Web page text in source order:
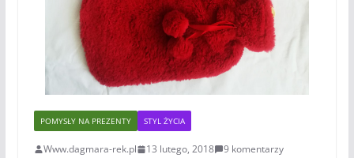
POMYSŁY NA PREZENTY STYL ŻYCIA
Www.dagmara-rek.pl 13 lutego, 2018
9 komentarzy